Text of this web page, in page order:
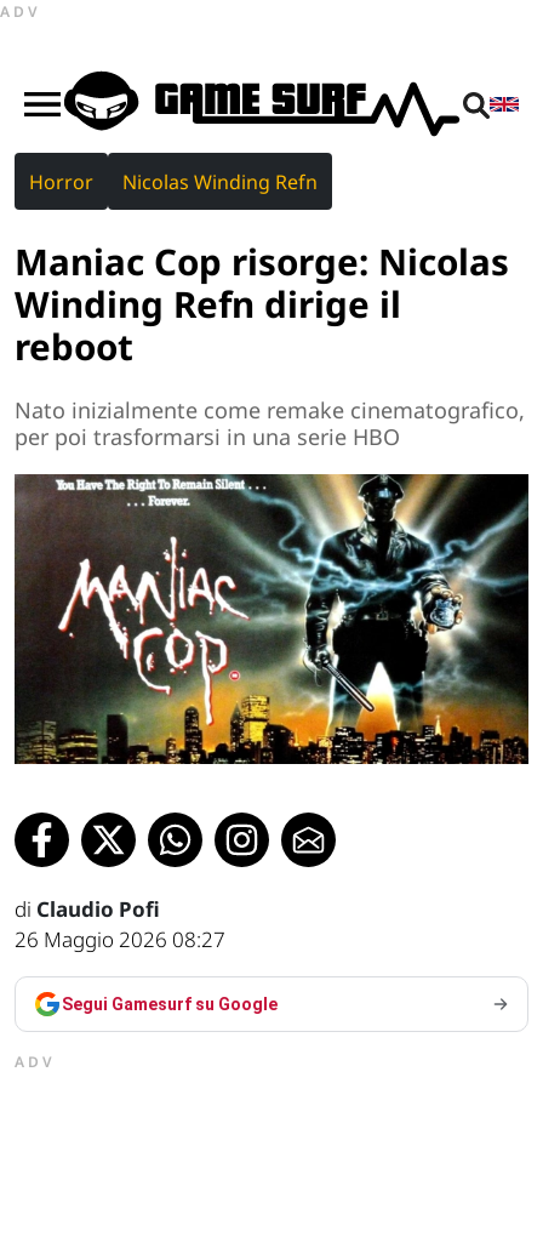
ADV
Horror Nicolas Winding Refn
Maniac Cop risorge: Nicolas
Winding Refn dirige il
reboot
Nato inizialmente come remake cinematografico,
per poi trasformarsi in una serie HBO
di Claudio Pofi
26 Maggio 2026 08:27
Segui Gamesurf su Google
ADV